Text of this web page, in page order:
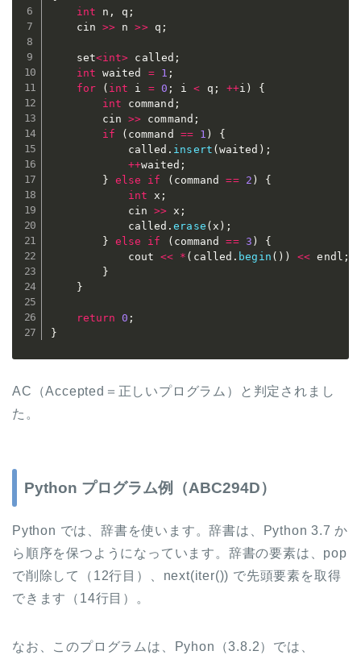
int n , q ;
	cin
>> n >> q ;
	set
<int> called ;
int waited = 1 ;
for
( int i = 0 ; i < q ; ++i )
{
int command ;
		cin
>> command ;
if
( command == 1 )
{
			called
. insert ( waited ) ;
++waited ;
} else if ( command == 2 )
{
int x ;
			cin
>> x ;
			called
.erase ( x ) ;
} else if ( command == 3 )
{
			cout
<< * ( called . begin ( ) ) << endl ;
}
}
return 0 ;
}
AC（Accepted＝正しいプログラム）と判定されまし
た。
Python プログラム例（ABC294D）
Python では、辞書を使います。辞書は、Python 3.7 か
ら順序を保つようになっています。辞書の要素は、pop
で削除して（12行目）、next(iter()) で先頭要素を取得
できます（14行目）。
なお、このプログラムは、Pyhon（3.8.2）では、